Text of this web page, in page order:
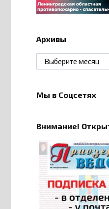
Архивы
Архивы
Мы в Соцсетях
Внимание!